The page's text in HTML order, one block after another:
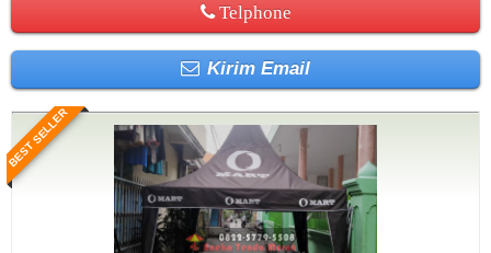
Telphone
Kirim Email
BEST SELLER